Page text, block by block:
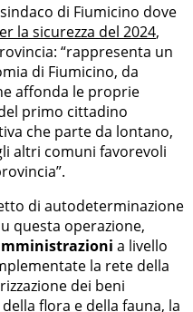
di Fiumicino dove
la sicurezza del 2024,
“rappresenta un
di Fiumicino, da
affonda le proprie
primo cittadino
che parte da lontano,
altri comuni favorevoli
di autodeterminazione
questa operazione,
a livello
la rete della
dei beni
flora e della fauna, la